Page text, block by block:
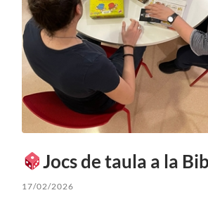
Jocs de taula a la
17/02/2026